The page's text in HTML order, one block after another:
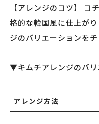
【アレンジのコツ】 コ
格的な韓国風に仕上が
ジのバリエーションをチ
▼キムチアレンジのバリ
アレンジ方法